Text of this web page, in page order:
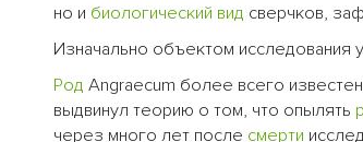
но и биологический вид сверчков,
Изначально объектом исследования
Род Angraecum более всего
выдвинул теорию о том, что опылять
через много лет после смерти